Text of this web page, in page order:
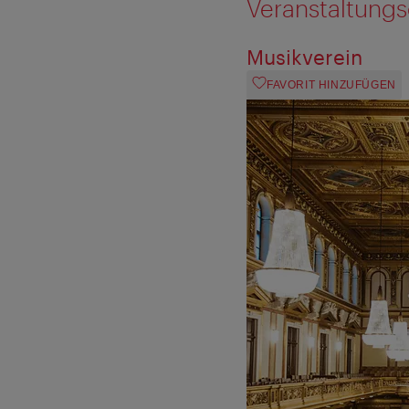
Musikverein
FAVORIT HINZUFÜGEN